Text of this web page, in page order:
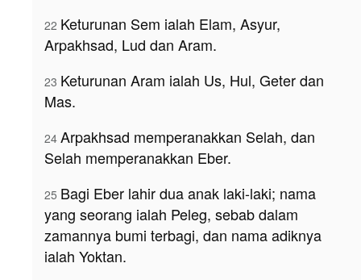
22 Keturunan Sem ialah Elam, Asyur,
Arpakhsad, Lud dan Aram.
23 Keturunan Aram ialah Us, Hul, Geter dan
Mas.
24 Arpakhsad memperanakkan Selah, dan
Selah memperanakkan Eber.
25 Bagi Eber lahir dua anak laki-laki; nama
yang seorang ialah Peleg, sebab dalam
zamannya bumi terbagi, dan nama adiknya
ialah Yoktan.